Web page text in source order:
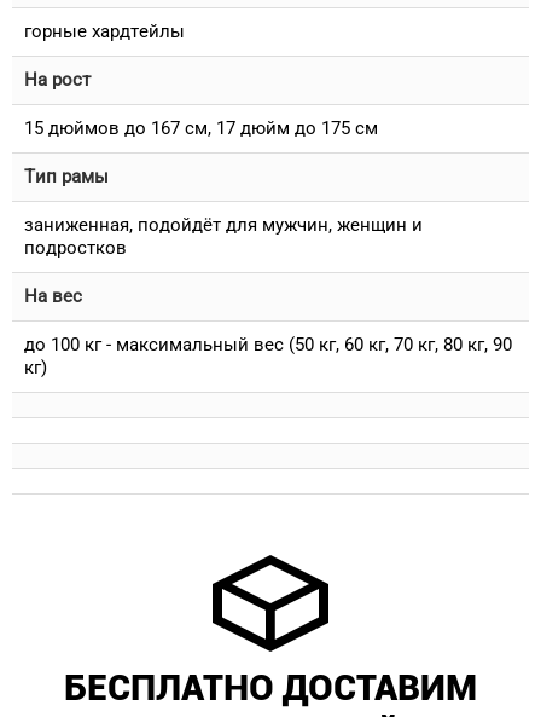
горные хардтейлы
На рост
15 дюймов до 167 см, 17 дюйм до 175 см
Тип рамы
заниженная, подойдёт для мужчин, женщин и
подростков
На вес
до 100 кг - максимальный вес (50 кг, 60 кг, 70 кг, 80 кг, 90
кг)
БЕСПЛАТНО ДОСТАВИМ